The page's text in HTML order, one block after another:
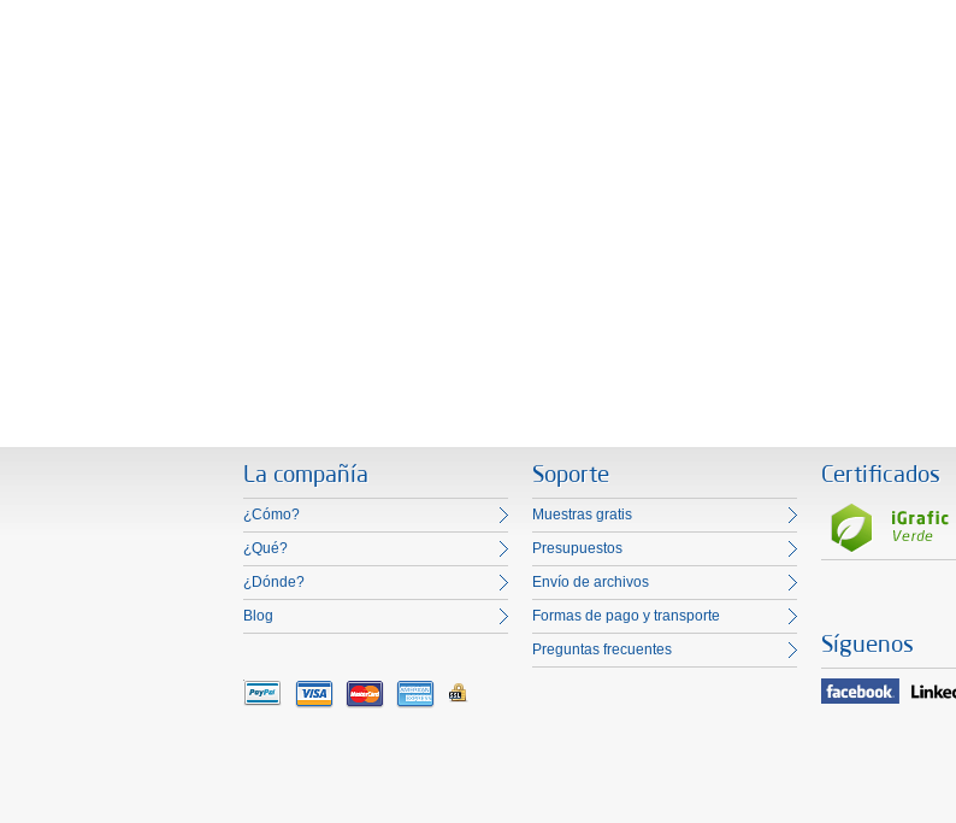
La compañía
¿Cómo?
¿Qué?
¿Dónde?
Blog
Soporte
Muestras gratis
Presupuestos
Envío de archivos
Formas de pago y transporte
Preguntas frecuentes
Certificados
Síguenos